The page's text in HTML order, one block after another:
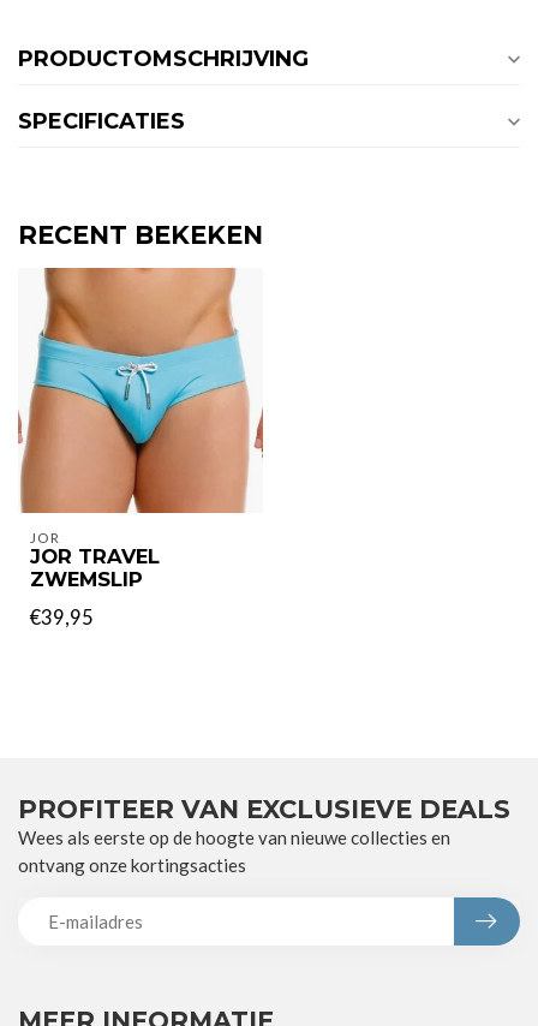
PRODUCTOMSCHRIJVING
SPECIFICATIES
RECENT BEKEKEN
JOR
JOR TRAVEL
ZWEMSLIP
€39,95
PROFITEER VAN EXCLUSIEVE DEALS
Wees als eerste op de hoogte van nieuwe collecties en
ontvang onze kortingsacties